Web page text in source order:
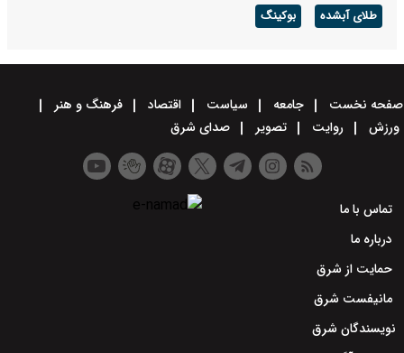
طلای آبشده بوکینگ
صفحه نخست جامعه سیاست اقتصاد
فرهنگ و هنر
ورزش
روایت تصویر صدای شرق
تماس با ما
درباره ما
حمایت از شرق
مانیفست شرق
نویسندگان شرق